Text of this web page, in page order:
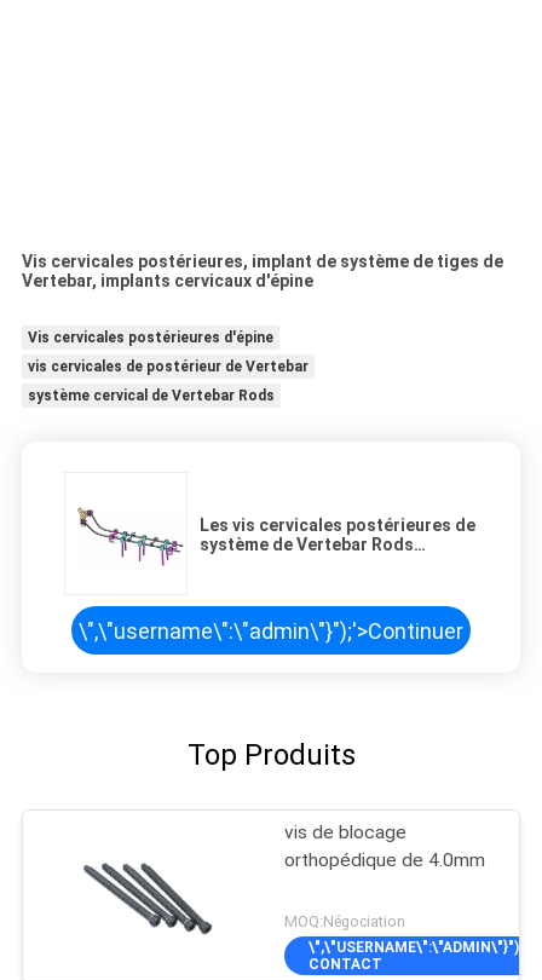
Vis cervicales postérieures, implant de système de tiges de
Vertebar, implants cervicaux d'épine
Vis cervicales postérieures d'épine
vis cervicales de postérieur de Vertebar
système cervical de Vertebar Rods
Les vis cervicales postérieures de
système de Vertebar Rods
\",\"username\":\"admin\"}");'>Continuer
Top Produits
vis de blocage
orthopédique de 4.0mm
MOQ:Négociation
\",\"USERNAME\":\"ADMIN\"}");'>
CONTACT